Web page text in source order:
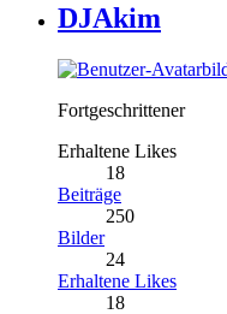
DJAkim
Fortgeschrittener
Erhaltene Likes
18
Beiträge
250
Bilder
24
Erhaltene Likes
18